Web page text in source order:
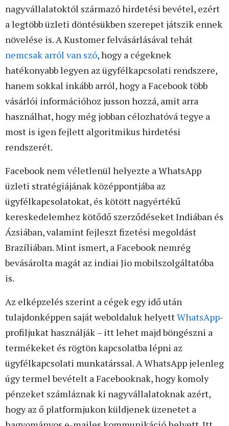
nagyvállalatoktól származó hirdetési bevétel, ezért
a legtöbb üzleti döntésükben szerepet játszik ennek
növelése is. A Kustomer felvásárlásával tehát
nemcsak arról van szó, hogy a cégeknek
hatékonyabb legyen az ügyfélkapcsolati rendszere,
hanem sokkal inkább arról, hogy a Facebook több
vásárlói információhoz jusson hozzá, amit arra
használhat, hogy még jobban célozhatóvá tegye a
most is igen fejlett algoritmikus hirdetési
rendszerét.
Facebook nem véletlenül helyezte a WhatsApp
üzleti stratégiájának középpontjába az
ügyfélkapcsolatokat, és kötött nagyértékű
kereskedelemhez kötődő szerződéseket Indiában és
Ázsiában, valamint fejleszt fizetési megoldást
Brazíliában. Mint ismert, a Facebook nemrég
bevásárolta magát az indiai Jio mobilszolgáltatóba
is.
Az elképzelés szerint a cégek egy idő után
tulajdonképpen saját weboldaluk helyettWhatsApp-
profiljukat használják – itt lehet majd böngészni a
termékeket és rögtön kapcsolatba lépni az
ügyfélkapcsolati munkatárssal. A WhatsApp jelenleg
úgy termel bevételt a Facebooknak, hogy komoly
pénzeket számláznak ki nagyvállalatoknak azért,
hogy az ő platformjukon küldjenek üzenetet a